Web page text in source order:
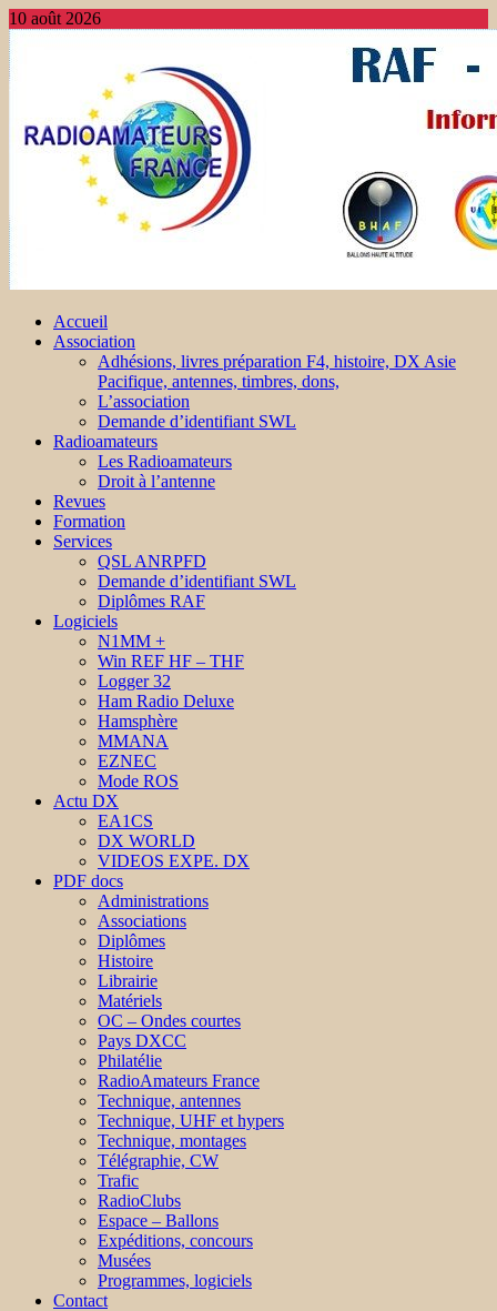
10 août 2026
Accueil
Association
Adhésions, livres préparation F4, histoire, DX Asie
Pacifique, antennes, timbres, dons,
L’association
Demande d’identifiant SWL
Radioamateurs
Les Radioamateurs
Droit à l’antenne
Revues
Formation
Services
QSL ANRPFD
Demande d’identifiant SWL
Diplômes RAF
Logiciels
N1MM +
Win REF HF – THF
Logger 32
Ham Radio Deluxe
Hamsphère
MMANA
EZNEC
Mode ROS
Actu DX
EA1CS
DX WORLD
VIDEOS EXPE. DX
PDF docs
Administrations
Associations
Diplômes
Histoire
Librairie
Matériels
OC – Ondes courtes
Pays DXCC
Philatélie
RadioAmateurs France
Technique, antennes
Technique, UHF et hypers
Technique, montages
Télégraphie, CW
Trafic
RadioClubs
Espace – Ballons
Expéditions, concours
Musées
Programmes, logiciels
Contact